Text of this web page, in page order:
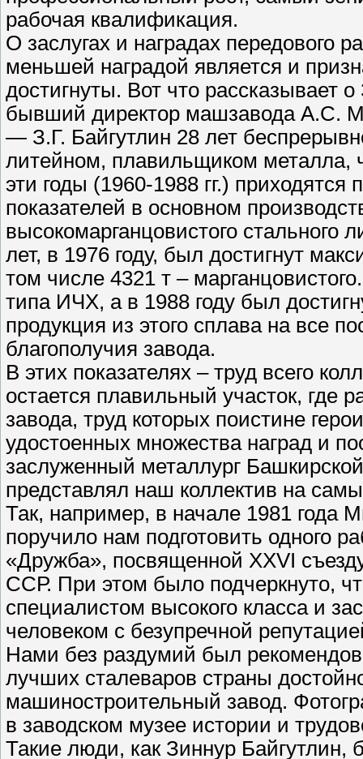
рабочая квалификация.
О заслугах и наградах передового
меньшей наградой является и
достигнуты. Вот что рассказывает
бывший директор машзавода А.С.
— З.Г. Байгутлин 28 лет
литейном, плавильщиком металла,
эти годы (1960-1988 гг.)
показателей в основном
высокомарганцовистого стального
лет, в 1976 году, был достигнут
том числе 4321 т –
типа ИЧХ, а в 1988 году был
продукция из этого сплава на все
благополучия завода.
В этих показателях – труд всего
остается плавильный участок, где
завода, труд которых поистине
удостоенных множества наград и
заслуженный металлург
представлял наш коллектив на
Так, например, в начале 1981 года
поручило нам подготовить одного
«Дружба», посвященной XXVI
ССР. При этом было подчеркнуто,
специалистом высокого класса и
человеком с безупречной
Нами без раздумий был
лучших сталеваров страны
машиностроительный завод.
в заводском музее истории и
Такие люди, как Зиннур Байгутлин,